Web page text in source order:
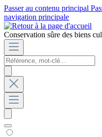
Passer au contenu principal
navigation principale
Conservation sûre des biens